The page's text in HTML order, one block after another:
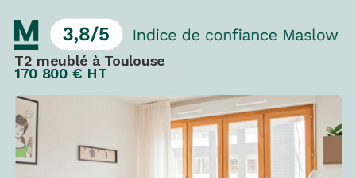
T2 meublé à Toulouse
170 800 € HT